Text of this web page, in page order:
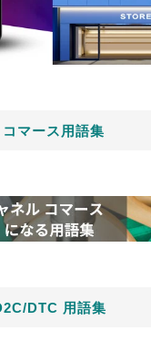
マース用語集
DTC 用語集